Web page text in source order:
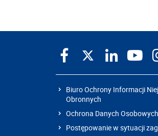
Biuro Ochrony Informacji
Obronnych
Ochrona Danych Osobowych
Postępowanie w sytuacji